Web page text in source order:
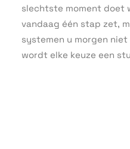
slechtste moment doet
vandaag één stap zet,
systemen u morgen
wordt elke keuze een